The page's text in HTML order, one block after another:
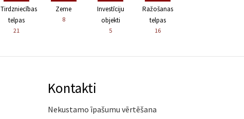
Tirdzniecības
telpas
21
Zeme
8
Investīciju
objekti
5
Ražošanas
telpas
16
Kontakti
Nekustamo īpašumu vērtēšana